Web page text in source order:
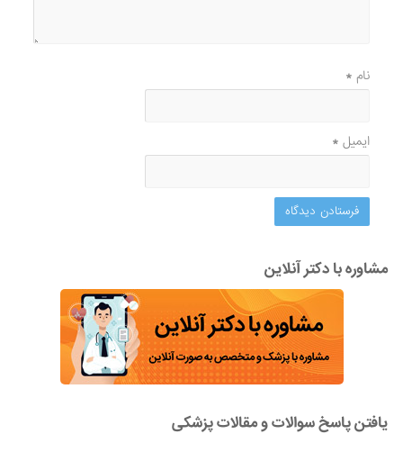
نام*
ایمیل*
مشاوره با دکتر آنلاین
یافتن پاسخ سوالات و مقالات پزشکی